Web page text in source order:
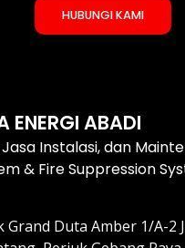
HUBUNGI KAMI
ENERGI ABADI
Instalasi, dan
& Fire Suppression
Grand Duta Amber 1/A-2